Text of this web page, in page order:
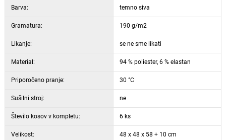
konstrukciji stola brez potrebe po zapenjanju.
univerzalna barva, primerna za različne interiere
prevleka brez zapenjanja se enostavno natakne in sname
stil: klasičen
višina sedeža: 10 cm
dimenzije sedeža stola 48 x 48 cm, višina stola 58 cm
Barva: temno siva
Gramatura: 190 g/m2
Likanje: se ne sme likati
Material: 94 % poliester, 6 % elastan
Priporočeno pranje: 30 °C
Sušilni stroj: ne
Število kosov v kompletu: 6 ks
Velikost: 48 x 48 x 58 + 10 cm